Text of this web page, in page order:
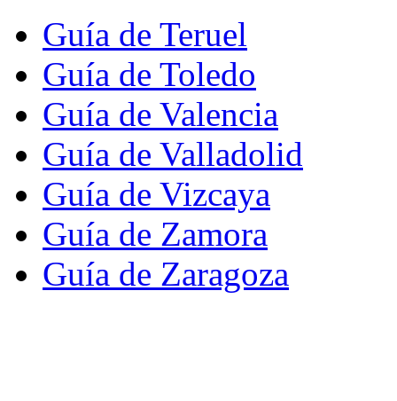
Guía de Teruel
Guía de Toledo
Guía de Valencia
Guía de Valladolid
Guía de Vizcaya
Guía de Zamora
Guía de Zaragoza